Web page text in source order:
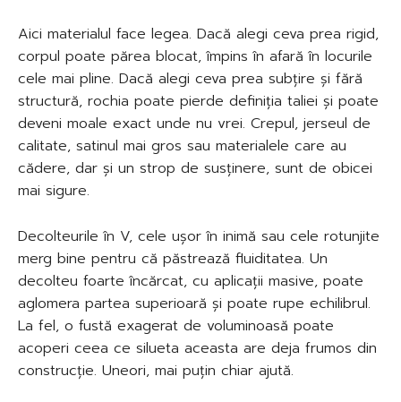
Aici materialul face legea. Dacă alegi ceva prea rigid,
corpul poate părea blocat, împins în afară în locurile
cele mai pline. Dacă alegi ceva prea subțire și fără
structură, rochia poate pierde definiția taliei și poate
deveni moale exact unde nu vrei. Crepul, jerseul de
calitate, satinul mai gros sau materialele care au
cădere, dar și un strop de susținere, sunt de obicei
mai sigure.
Decolteurile în V, cele ușor în inimă sau cele rotunjite
merg bine pentru că păstrează fluiditatea. Un
decolteu foarte încărcat, cu aplicații masive, poate
aglomera partea superioară și poate rupe echilibrul.
La fel, o fustă exagerat de voluminoasă poate
acoperi ceea ce silueta aceasta are deja frumos din
construcție. Uneori, mai puțin chiar ajută.